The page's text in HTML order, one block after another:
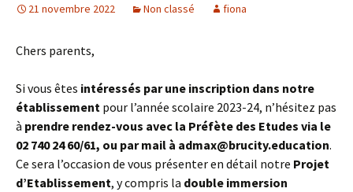
21 novembre 2022 Non classé fiona
Chers parents,
Si vous êtes intéressés par une inscription dans notre
établissement pour l’année scolaire 2023-24, n’hésitez pas
à prendre rendez-vous avec la Préfète des Etudes via le
02 740 24 60/61, ou par mail à admax@brucity.education.
Ce sera l’occasion de vous présenter en détail notre Projet
d’Etablissement, y compris la double immersion